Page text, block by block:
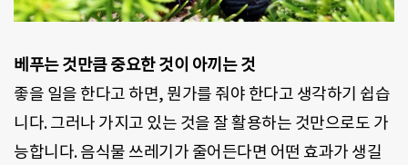
베푸는 것만큼 중요한 것이 아끼는 것
좋을 일을 한다고 하면, 뭔가를 줘야 한다고 생각하기 쉽습
니다. 그러나 가지고 있는 것을 잘 활용하는 것만으로도 가
능합니다. 음식물 쓰레기가 줄어든다면 어떤 효과가 생길